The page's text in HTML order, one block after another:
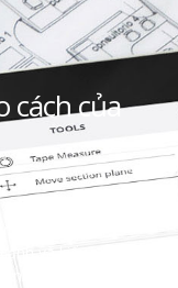
cách của
giao và phối
và kiểu
các mô hình